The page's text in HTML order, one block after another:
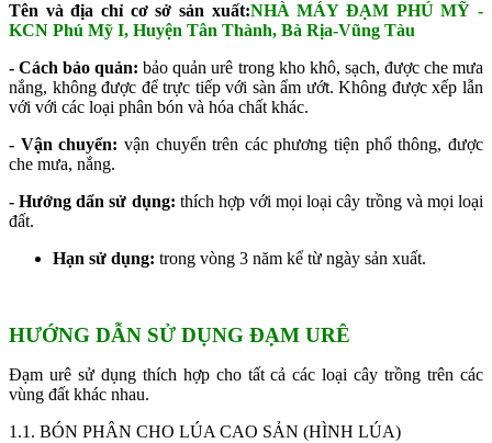
Tên và địa chỉ cơ sở sản xuất:NHÀ MÁY ĐẠM PHÚ MỸ -
KCN Phú Mỹ I, Huyện Tân Thành, Bà Rịa-Vũng Tàu
- Cách bảo quản: bảo quản urê trong kho khô, sạch, được che mưa
nắng, không được để trực tiếp với sàn ẩm ướt. Không được xếp lẫn
với với các loại phân bón và hóa chất khác.
- Vận chuyển: vận chuyển trên các phương tiện phổ thông, được
che mưa, nắng.
- Hướng dẩn sử dụng: thích hợp với mọi loại cây trồng và mọi loại
đất.
Hạn sử dụng: trong vòng 3 năm kể từ ngày sản xuất.
HƯỚNG DẪN SỬ DỤNG ĐẠM URÊ
Đạm urê sử dụng thích hợp cho tất cả các loại cây trồng trên các
vùng đất khác nhau.
1.1. BÓN PHÂN CHO LÚA CAO SẢN (HÌNH LÚA)